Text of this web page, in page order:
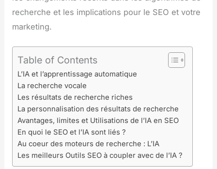
recherche et les implications pour le SEO et votre
marketing.
Table of Contents
L’IA et l’apprentissage automatique
La recherche vocale
Les résultats de recherche riches
La personnalisation des résultats de recherche
Avantages, limites et Utilisations de l’IA en SEO
En quoi le SEO et l’IA sont liés ?
Au coeur des moteurs de recherche : L’IA
Les meilleurs Outils SEO à coupler avec de l’IA ?